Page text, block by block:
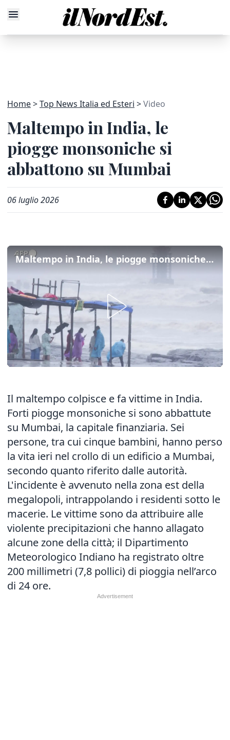
Home Top News Italia ed Esteri Video
Maltempo in India, le
piogge monsoniche si
abbattono su Mumbai
06 luglio 2026
Maltempo in India, le piogge monsoniche si abbattono su Mumbai
Il maltempo colpisce e fa vittime in India.
Forti piogge monsoniche si sono abbattute
su Mumbai, la capitale finanziaria. Sei
persone, tra cui cinque bambini, hanno perso
la vita ieri nel crollo di un edificio a Mumbai,
secondo quanto riferito dalle autorità.
L'incidente è avvenuto nella zona est della
megalopoli, intrappolando i residenti sotto le
macerie. Le vittime sono da attribuire alle
violente precipitazioni che hanno allagato
alcune zone della città; il Dipartimento
Meteorologico Indiano ha registrato oltre
200 millimetri (7,8 pollici) di pioggia nell’arco
di 24 ore.